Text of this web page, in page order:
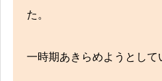
た。
一時期あきらめようとし